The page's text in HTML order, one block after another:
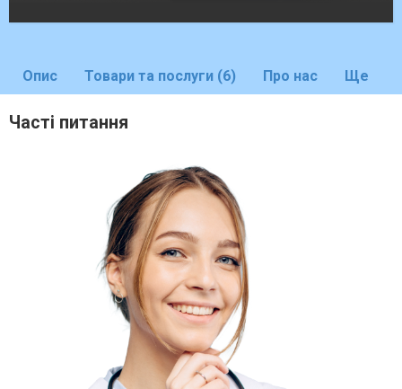
Опис Товари та послуги (6) Про нас Ще
Часті питання